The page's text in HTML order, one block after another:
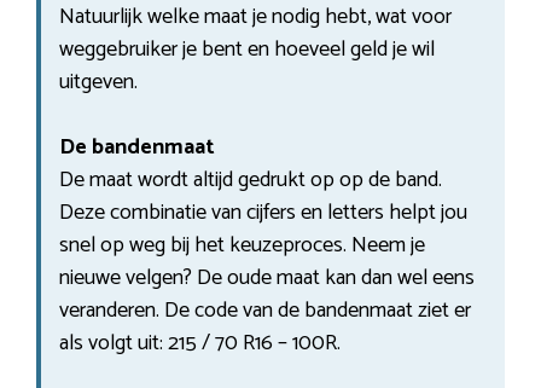
Natuurlijk welke maat je nodig hebt, wat voor
weggebruiker je bent en hoeveel geld je wil
uitgeven.
De bandenmaat
De maat wordt altijd gedrukt op op de band.
Deze combinatie van cijfers en letters helpt jou
snel op weg bij het keuzeproces. Neem je
nieuwe velgen? De oude maat kan dan wel eens
veranderen. De code van de bandenmaat ziet er
als volgt uit: 215 / 70 R16 – 100R.